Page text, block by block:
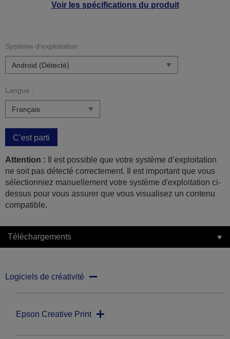
Voir les spécifications du produit
Système d’exploitation :
Langue :
C’est parti
Attention : Il est possible que votre système d’exploitation
ne soit pas détecté correctement. Il est important que vous
sélectionniez manuellement votre système d'exploitation ci-
dessus pour vous assurer que vous visualisez un contenu
compatible.
Téléchargements
Logiciels de créativité
Epson Creative Print